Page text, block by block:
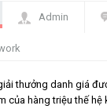
Admin
thưởng danh giá
của hàng triệu thế